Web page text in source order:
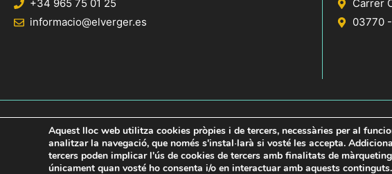
+34 965 75 01 25
informacio@elverger.es
Carrer
03770
© 2020 Web desarrollada por el Servicio de Informática de Diputación de Alicante
Aquest lloc web utilitza cookies pròpies i de tercers, necessàries per al
analitzar la navegació, que només s'instal·larà si vosté les accepta.
tercers poden implicar l'ús de cookies de tercers amb finalitats de
únicament quan vosté ho consenta i/o en interactuar amb aquests